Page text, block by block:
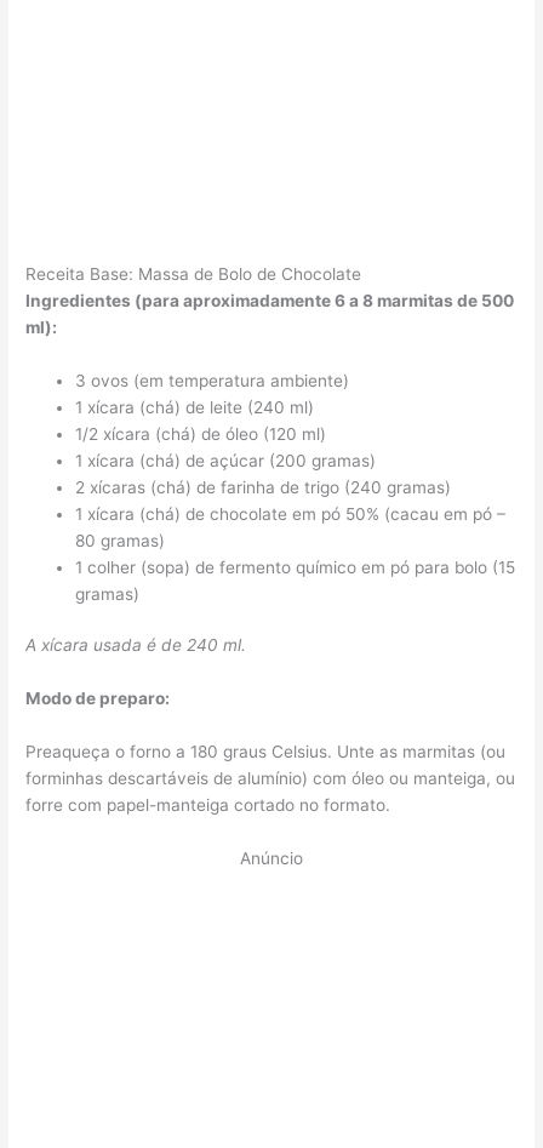
Receita Base: Massa de Bolo de Chocolate
Ingredientes (para aproximadamente 6 a 8 marmitas de 500
ml):
3 ovos (em temperatura ambiente)
1 xícara (chá) de leite (240 ml)
1/2 xícara (chá) de óleo (120 ml)
1 xícara (chá) de açúcar (200 gramas)
2 xícaras (chá) de farinha de trigo (240 gramas)
1 xícara (chá) de chocolate em pó 50% (cacau em pó –
80 gramas)
1 colher (sopa) de fermento químico em pó para bolo (15
gramas)
A xícara usada é de 240 ml.
Modo de preparo:
Preaqueça o forno a 180 graus Celsius. Unte as marmitas (ou
forminhas descartáveis de alumínio) com óleo ou manteiga, ou
forre com papel-manteiga cortado no formato.
Anúncio